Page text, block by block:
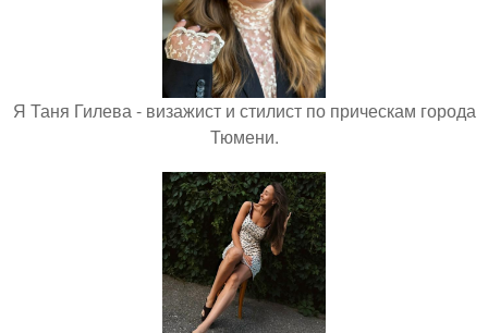
Я Таня Гилева - визажист и стилист по прическам города
Тюмени.